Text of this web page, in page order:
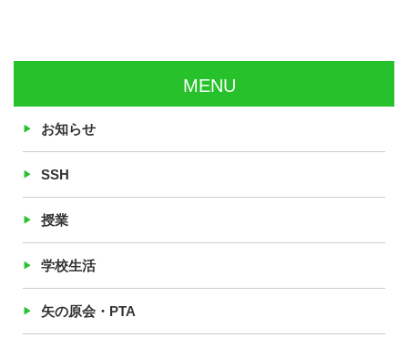
MENU
お知らせ
SSH
授業
学校生活
矢の原会・PTA